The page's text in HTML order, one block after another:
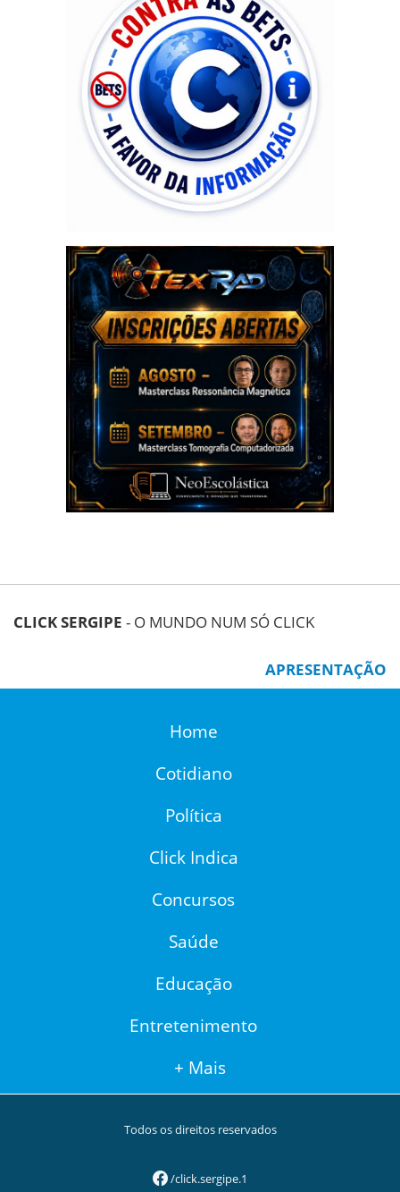
CLICK SERGIPE - O MUNDO NUM SÓ CLICK
APRESENTAÇÃO
Home
Cotidiano
Política
Click Indica
Concursos
Saúde
Educação
Entretenimento
+ Mais
Todos os direitos reservados
/click.sergipe.1